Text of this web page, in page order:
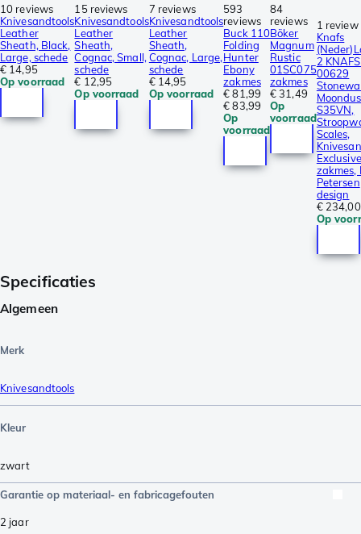
10 reviews
Knivesandtools
Leather
Sheath, Black,
Large, schede
€ 14,95
Op voorraad
15 reviews
Knivesandtools
Leather
Sheath,
Cognac, Small,
schede
€ 12,95
Op voorraad
7 reviews
Knivesandtools
Leather
Sheath,
Cognac, Large,
schede
€ 14,95
Op voorraad
593
reviews
Buck 110
Folding
Hunter
Ebony
zakmes
€ 81,99
€ 83,99
Op
voorraad
84
reviews
Böker
Magnum
Rustic
01SC075
zakmes
€ 31,49
Op
voorraad
1 review
Knafs
2
00629
S35VN,
Scales,
Exclusive
zakmes,
Petersen
design
€ 234,00
Op
Specificaties
Algemeen
Merk
Knivesandtools
Kleur
zwart
Garantie op materiaal- en fabricagefouten
2 jaar